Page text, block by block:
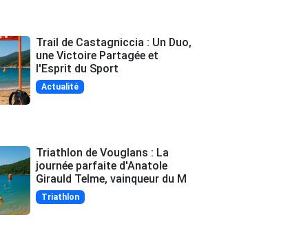
Trail de Castagniccia : Un Duo,
une Victoire Partagée et
l'Esprit du Sport
Actualité
Triathlon de Vouglans : La
journée parfaite d'Anatole
Girauld Telme, vainqueur du M
Triathlon